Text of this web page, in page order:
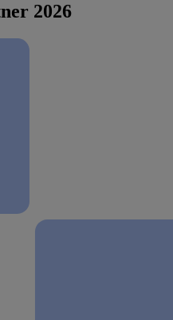
2026